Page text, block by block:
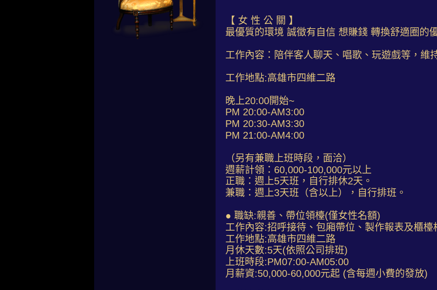
【 女 性 公 關 】
最優質的環境 誠徵有自信 想賺錢 轉換舒適圈的
工作內容：陪伴客人聊天、唱歌、玩遊戲等，維
工作地點:高雄市四維二路
晚上20:00開始~
PM 20:00-AM3:00
PM 20:30-AM3:30
PM 21:00-AM4:00
（另有兼職上班時段，面洽）
週薪計領：60,000-100,000元以上
正職：週上5天班，自行排休2天。
兼職：週上3天班（含以上），自行排班。
● 職缺:親善、帶位領檯(僅女性名額)
工作內容:招呼接待、包廂帶位、製作報表及櫃檯
工作地點:高雄市四維二路
月休天數:5天(依照公司排班)
上班時段:PM07:00-AM05:00
月薪資:50,000-60,000元起 (含每週小費的發放)